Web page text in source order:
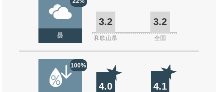
曇
3.2 3.2
和歌山県 全国
100%
4.0 4.1